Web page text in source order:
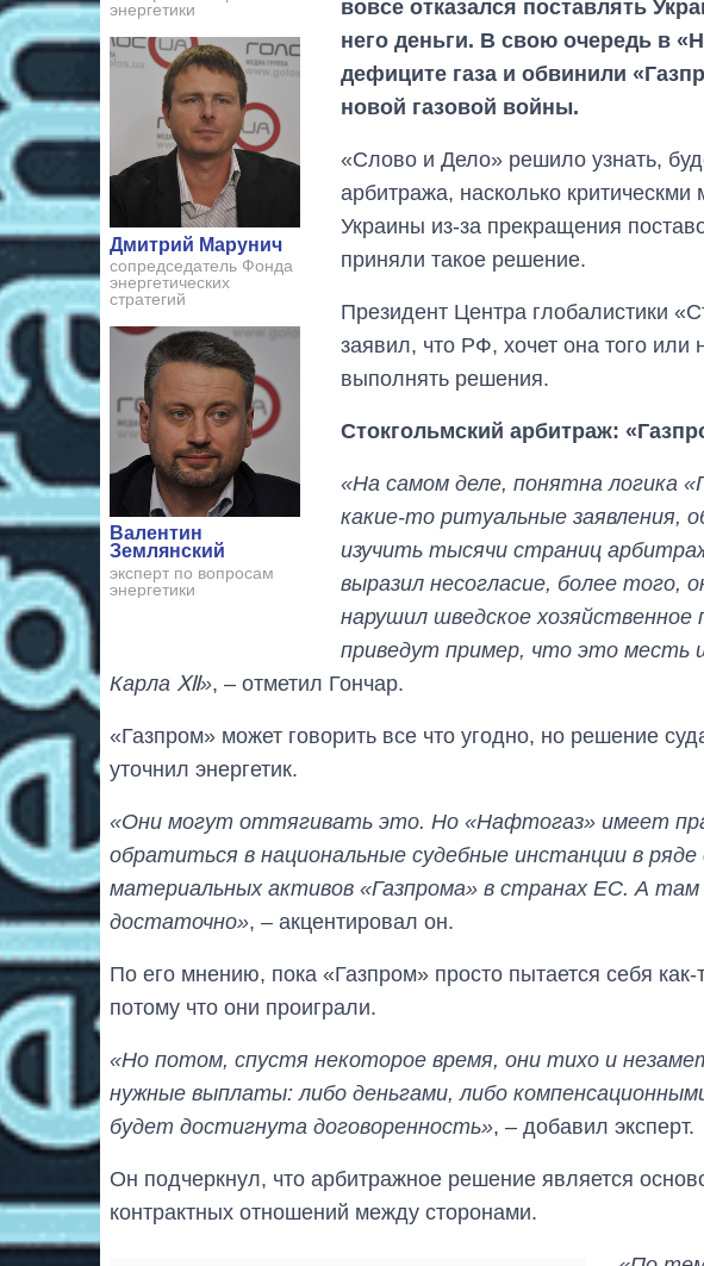
энергетики
Дмитрий Марунич
сопредседатель Фонда
энергетических
стратегий
Валентин
Землянский
эксперт по вопросам
энергетики
вовсе отказался поставлять
него деньги. В свою очередь в
дефиците газа и обвинили
новой газовой войны.
«Слово и Дело» решило узнать,
арбитража, насколько
Украины из-за прекращения
приняли такое решение.
Президент Центра глобалистики
заявил, что РФ, хочет она того или
выполнять решения.
Стокгольмский арбитраж:
«На самом деле, понятна логика
какие-то ритуальные заявления,
изучить тысячи страниц
выразил несогласие, более
нарушил шведское
приведут пример, что это месть
Карла Ⅻ», – отметил Гончар.
«Газпром» может говорить все что угодно, но решение
уточнил энергетик.
«Они могут оттягивать это. Но «Нафтогаз» имеет
обратиться в национальные судебные инстанции в
материальных активов «Газпрома» в странах ЕС. А
достаточно», – акцентировал он.
По его мнению, пока «Газпром» просто пытается себя
потому что они проиграли.
«Но потом, спустя некоторое время, они тихо и
нужные выплаты: либо деньгами, либо
будет достигнута договоренность», – добавил эксперт.
Он подчеркнул, что арбитражное решение является
контрактных отношений между сторонами.